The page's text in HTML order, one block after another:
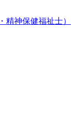
精神保健福祉士）